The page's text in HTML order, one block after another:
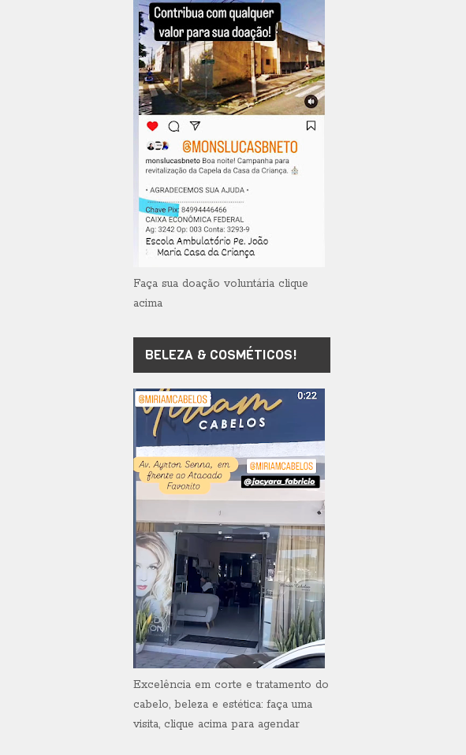
Faça sua doação voluntária clique
acima
BELEZA & COSMÉTICOS!
Excelência em corte e tratamento do
cabelo, beleza e estética: faça uma
visita, clique acima para agendar